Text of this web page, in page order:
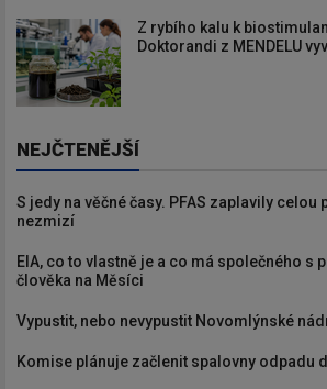
Z rybího kalu k
Doktorandi z MENDELU
NEJČTENĚJŠÍ
S jedy na věčné časy. PFAS zaplavily celou
nezmizí
EIA, co to vlastně je a co má společného s
člověka na Měsíci
Vypustit, nebo nevypustit Novomlýnské
Komise plánuje začlenit spalovny odpadu